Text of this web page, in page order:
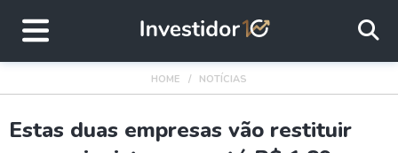
HOME NOTÍCIAS
Estas duas empresas vão restituir